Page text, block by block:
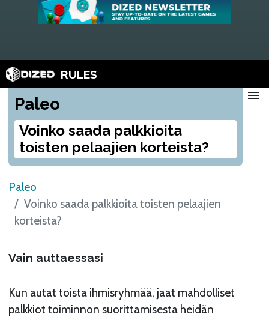
RULES
Paleo
Voinko saada palkkioita
toisten pelaajien korteista?
menu
Paleo
Voinko saada palkkioita toisten pelaajien
korteista?
Vain auttaessasi
Kun autat toista ihmisryhmää, jaat mahdolliset
palkkiot toiminnon suorittamisesta heidän